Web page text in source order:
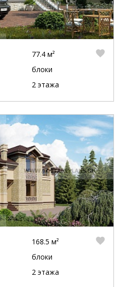
77.4 м²
блоки
2 этажа
168.5 м²
блоки
2 этажа